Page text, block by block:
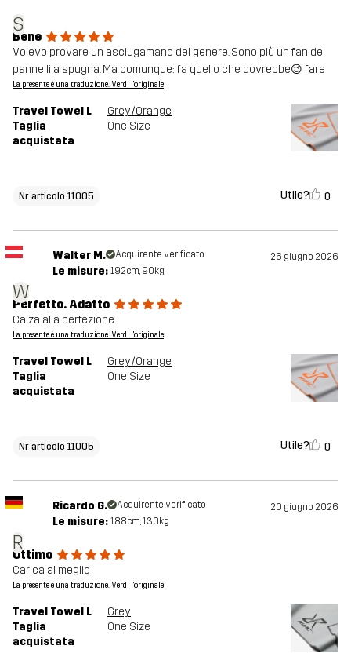
S
Bene
Volevo provare un asciugamano del genere. Sono più un fan dei
pannelli a spugna. Ma comunque: fa quello che dovrebbe😉 fare
La presente è una traduzione. Verdi l'originale
Travel Towel L
Grey/Orange
Taglia
acquistata
One Size
Nr articolo 11005 Utile? 0
W
Walter M. Acquirente verificato 26 giugno 2026
Le misure: 192cm, 90kg
Perfetto. Adatto
Calza alla perfezione.
La presente è una traduzione. Verdi l'originale
Travel Towel L
Grey/Orange
Taglia
acquistata
One Size
Nr articolo 11005 Utile? 0
R
Ricardo G. Acquirente verificato 20 giugno 2026
Le misure: 188cm, 130kg
Ottimo
Carica al meglio
La presente è una traduzione. Verdi l'originale
Travel Towel L
Grey
Taglia
acquistata
One Size